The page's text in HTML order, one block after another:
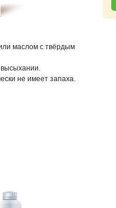
маслом с твёрдым
не имеет запаха.